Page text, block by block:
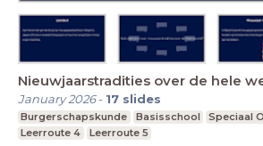
Nieuwjaarstradities over de hele
January 2026- 17 slides
Burgerschapskunde Basisschool
Speciaal
Leerroute 4
Leerroute 5